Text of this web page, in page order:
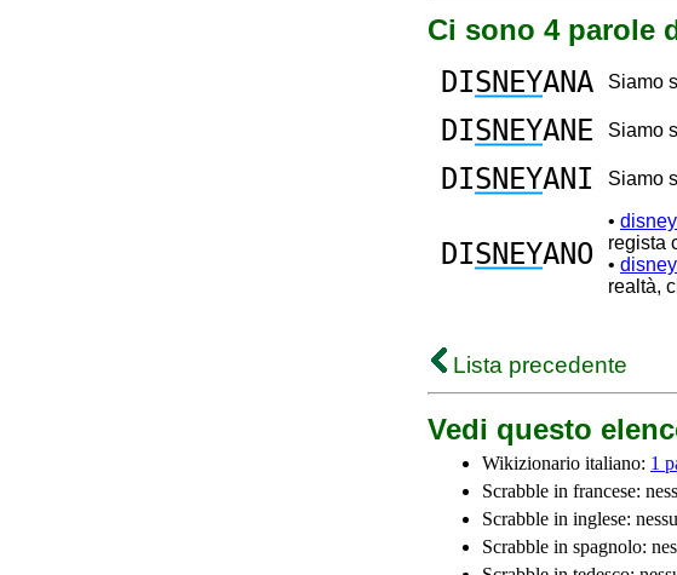
Ci sono 4 parole
DISNEYANA Siamo
DISNEYANE Siamo
DISNEYANI Siamo
DISNEYANO
•
regista
•
realtà,
Lista precedente
Vedi questo
Wikizionario italiano: 1
Scrabble in francese:
Scrabble in inglese:
Scrabble in spagnolo: